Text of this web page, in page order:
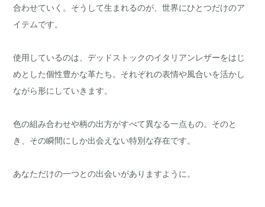
合わせていく。そうして生まれるのが、世界にひとつだけのア
イテムです。
使用しているのは、デッドストックのイタリアンレザーをはじ
めとした個性豊かな革たち。それぞれの表情や風合いを活かし
ながら形にしていきます。
色の組み合わせや柄の出方がすべて異なる一点もの。そのと
き、その瞬間にしか出会えない特別な存在です。
あなただけの一つとの出会いがありますように。